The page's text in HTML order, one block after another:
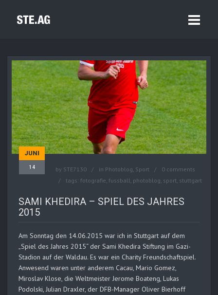
JUNI
14 by STE7130 in Photoblog, Sport
0 comments
tags: fotografie, fussball, photoblog, sport, stuttgart
SAMI KHEDIRA – SPIEL DES JAHRES
2015
Am Sonntag den 14.06.2015 war ich in Stuttgart auf dem
„Spiel des Jahres 2015“ der Sami Khedira Stiftung im Gazi-
Stadion auf der Waldau. Es war ein Charity Freundschaftspiel.
Anwesend waren unter anderem Cacau, Mario Gomez,
Miroslav Klose, die Weltmeister Jerome Boateng, Lukas
Podolski, Julian Draxler, der DFB-Manager Oliver Bierhoff